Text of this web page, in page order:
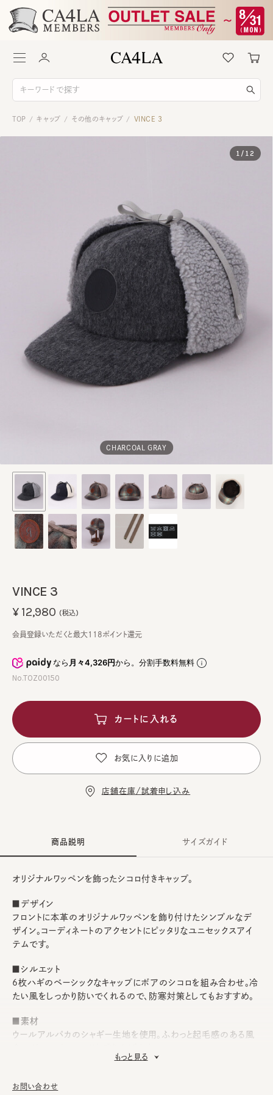
TOP / キャップ / その他のキャップ / VINCE 3
CHARCOAL GRAY
1 / 12
VINCE 3
なら月々4,326円から。分割手数料無料
No.TOZ00150
¥12,980 (税込)
会員登録いただくと最大118ポイント還元
カートに入れる
お気に入りに追加
店舗在庫/試着申し込み
商品説明
オリジナルワッペンを飾ったシコロ付きキャップ。
■デザイン
フロントに本革のオリジナルワッペンを飾り付けたシンプルなデ
ザイン。コーディネートのアクセントにピッタリなユニセックスアイ
テムです。
■シルエット
6枚ハギのベーシックなキャップにボアのシコロを組み合わせ。冷
たい風をしっかり防いでくれるので、防寒対策としてもおすすめ。
■素材
ウールアルパカのシャギー生地を使用。ふわっと起毛感のある風
洗濯不可。汚れにつきましては、消臭・抗菌用のスプレーや、帽子
もっと見る
サイズガイド
お問い合わせ